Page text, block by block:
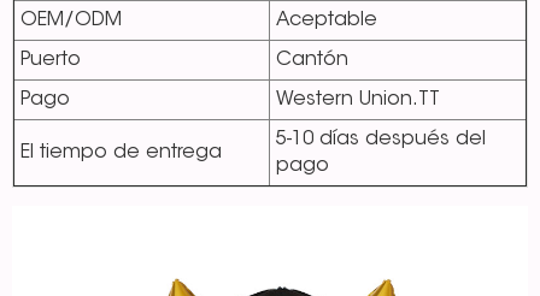
OEM/ODM Aceptable
Puerto Cantón
Pago Western Union.TT
El tiempo de entrega
5-10 días después del
pago